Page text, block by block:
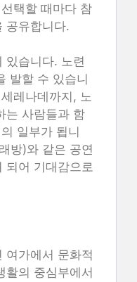
택할 때마다 참
공유합니다.
있습니다. 노련
발할 수 있습니
레나데까지, 노
는 사람들과 함
일부가 됩니
방)와 같은 공연
되어 기대감으로
여가에서 문화적
활의 중심부에서